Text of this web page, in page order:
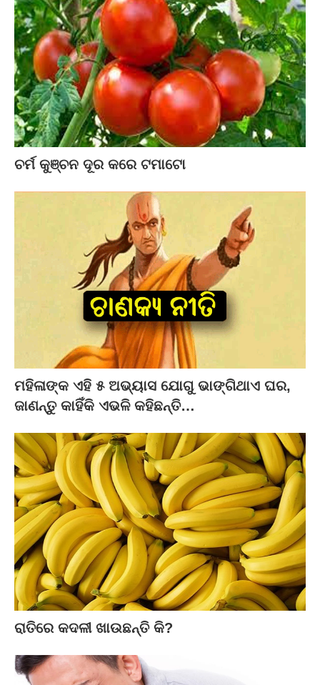
ଚର୍ମ କୁଞ୍ଚନ ଦୂର କରେ ଟମାଟୋ
ମହିଳାଙ୍କ ଏହି ୫ ଅଭ୍ୟାସ ଯୋଗୁ ଭାଙ୍ଗିଥାଏ ଘର,
ଜାଣନ୍ତୁ କାହିଁକି ଏଭଳି କହିଛନ୍ତି…
ରାତିରେ କଦଳୀ ଖାଉଛନ୍ତି କି?